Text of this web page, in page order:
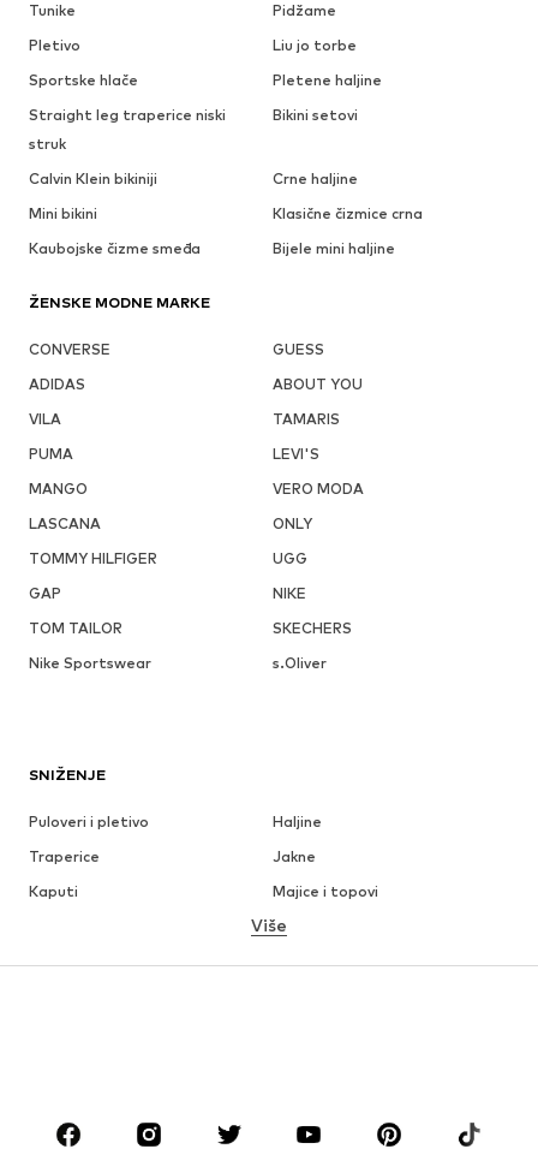
Tunike
Pidžame
Pletivo
Liu jo torbe
Sportske hlače
Pletene haljine
Straight leg traperice niski
struk
Bikini setovi
Calvin Klein bikiniji
Crne haljine
Mini bikini
Klasične čizmice crna
Kaubojske čizme smeđa
Bijele mini haljine
ŽENSKE MODNE MARKE
CONVERSE
GUESS
ADIDAS
ABOUT YOU
VILA
TAMARIS
PUMA
LEVI'S
MANGO
VERO MODA
LASCANA
ONLY
TOMMY HILFIGER
UGG
GAP
NIKE
TOM TAILOR
SKECHERS
Nike Sportswear
s.Oliver
SNIŽENJE
Puloveri i pletivo
Haljine
Traperice
Jakne
Kaputi
Majice i topovi
Donje rublje
Suknje
Bluze i tunike
Dodaci
Premium
Više